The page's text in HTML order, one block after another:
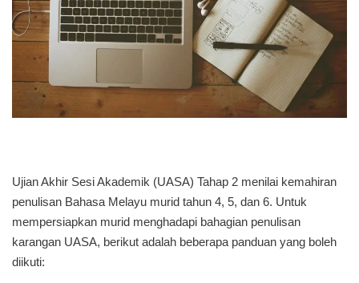
​Ujian Akhir Sesi Akademik (UASA) Tahap 2 menilai kemahiran
penulisan Bahasa Melayu murid tahun 4, 5, dan 6. Untuk
mempersiapkan murid menghadapi bahagian penulisan
karangan UASA, berikut adalah beberapa panduan yang boleh
diikuti:​